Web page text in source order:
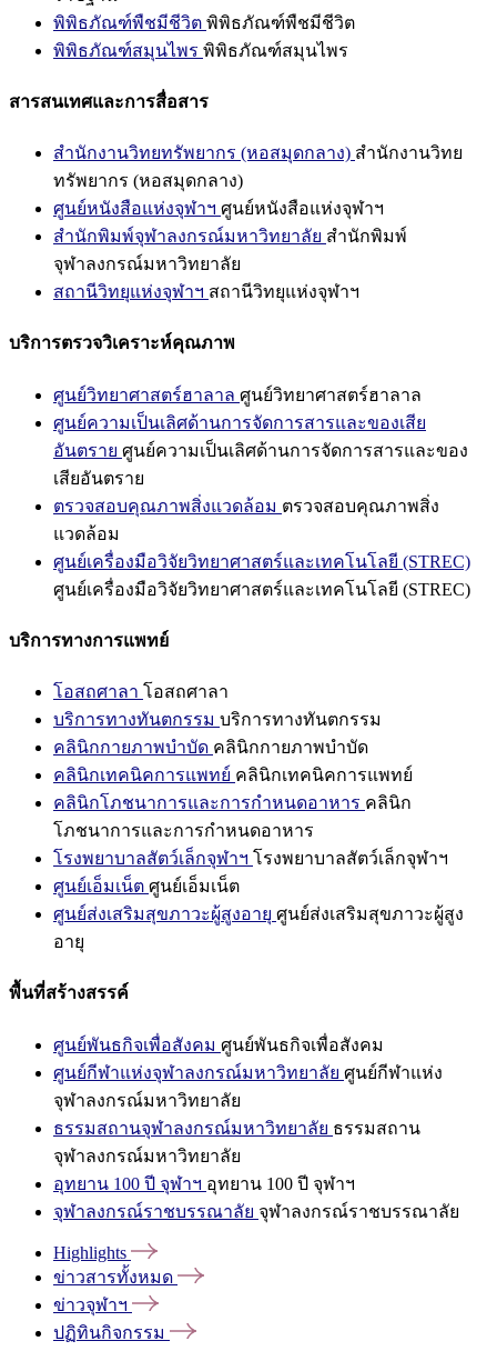
พิพิธภัณฑ์พืชมีชีวิต พิพิธภัณฑ์พืชมีชีวิต
พิพิธภัณฑ์สมุนไพร พิพิธภัณฑ์สมุนไพร
สารสนเทศและการสื่อสาร
สำนักงานวิทยทรัพยากร (หอสมุดกลาง) สำนักงานวิทย
ทรัพยากร (หอสมุดกลาง)
ศูนย์หนังสือแห่งจุฬาฯ ศูนย์หนังสือแห่งจุฬาฯ
สำนักพิมพ์จุฬาลงกรณ์มหาวิทยาลัย สำนักพิมพ์
จุฬาลงกรณ์มหาวิทยาลัย
สถานีวิทยุแห่งจุฬาฯ สถานีวิทยุแห่งจุฬาฯ
บริการตรวจวิเคราะห์คุณภาพ
ศูนย์วิทยาศาสตร์ฮาลาล ศูนย์วิทยาศาสตร์ฮาลาล
ศูนย์ความเป็นเลิศด้านการจัดการสารและของเสีย
อันตราย ศูนย์ความเป็นเลิศด้านการจัดการสารและของ
เสียอันตราย
ตรวจสอบคุณภาพสิ่งแวดล้อม ตรวจสอบคุณภาพสิ่ง
แวดล้อม
ศูนย์เครื่องมือวิจัยวิทยาศาสตร์และเทคโนโลยี (STREC)
ศูนย์เครื่องมือวิจัยวิทยาศาสตร์และเทคโนโลยี (STREC)
บริการทางการแพทย์
โอสถศาลา โอสถศาลา
บริการทางทันตกรรม บริการทางทันตกรรม
คลินิกกายภาพบำบัด คลินิกกายภาพบำบัด
คลินิกเทคนิคการแพทย์ คลินิกเทคนิคการแพทย์
คลินิกโภชนาการและการกำหนดอาหาร คลินิก
โภชนาการและการกำหนดอาหาร
โรงพยาบาลสัตว์เล็กจุฬาฯ โรงพยาบาลสัตว์เล็กจุฬาฯ
ศูนย์เอ็มเน็ต ศูนย์เอ็มเน็ต
ศูนย์ส่งเสริมสุขภาวะผู้สูงอายุ ศูนย์ส่งเสริมสุขภาวะผู้สูง
อายุ
พื้นที่สร้างสรรค์
ศูนย์พันธกิจเพื่อสังคม ศูนย์พันธกิจเพื่อสังคม
ศูนย์กีฬาแห่งจุฬาลงกรณ์มหาวิทยาลัย ศูนย์กีฬาแห่ง
จุฬาลงกรณ์มหาวิทยาลัย
ธรรมสถานจุฬาลงกรณ์มหาวิทยาลัย ธรรมสถาน
จุฬาลงกรณ์มหาวิทยาลัย
อุทยาน 100 ปี จุฬาฯ อุทยาน 100 ปี จุฬาฯ
จุฬาลงกรณ์ราชบรรณาลัย จุฬาลงกรณ์ราชบรรณาลัย
Highlights
ข่าวสารทั้งหมด
ข่าวจุฬาฯ
ปฏิทินกิจกรรม